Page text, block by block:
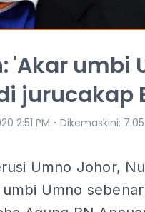
'Akar umbi
jurucakap
2:51 PM ⋅ Dikemaskini:
Umno Johor,
Umno